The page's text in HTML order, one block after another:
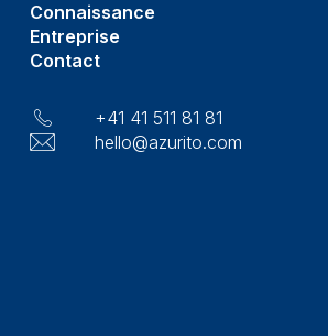
Connaissance
Entreprise
Contact
+41 41 511 81 81
hello@azurito.com